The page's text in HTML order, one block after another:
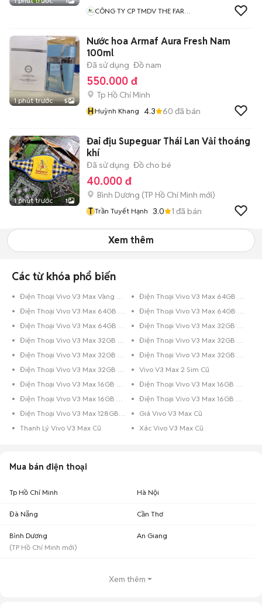
CÔNG TY CP TMDV THE FARM
1 phút trước 5
Nước hoa Armaf Aura Fresh Nam
100ml
Đã sử dụng Đồ nam
550.000 đ
Tp Hồ Chí Minh
HHuỳnh Khang 4.3 60 đã bán
1 phút trước 1
Đai địu Supeguar Thái Lan Vải thoáng
khí
Đã sử dụng Đồ cho bé
40.000 đ
Bình Dương (TP Hồ Chí Minh mới)
T Trần Tuyết Hạnh 3.0 1 đã bán
Xem thêm
Các từ khóa phổ biến
Điện Thoại Vivo V3 Max Vàng Hồng
Điện Thoại Vivo V3 Max 64GB Vàng Hồng
Điện Thoại Vivo V3 Max 64GB Vàng
Điện Thoại Vivo V3 Max 64GB Hồng
Điện Thoại Vivo V3 Max 64GB Bạc
Điện Thoại Vivo V3 Max 32GB Vàng Hồng
Điện Thoại Vivo V3 Max 32GB Vàng
Điện Thoại Vivo V3 Max 32GB Trắng
Điện Thoại Vivo V3 Max 32GB Hồng
Điện Thoại Vivo V3 Max 32GB Đen
Điện Thoại Vivo V3 Max 32GB Bạc
Vivo V3 Max 2 Sim Cũ
Điện Thoại Vivo V3 Max 16GB Vàng Hồng
Điện Thoại Vivo V3 Max 16GB Trắng
Điện Thoại Vivo V3 Max 16GB Hồng
Điện Thoại Vivo V3 Max 16GB Bạc
Điện Thoại Vivo V3 Max 128GB Xanh Dương
Giá Vivo V3 Max Cũ
Thanh Lý Vivo V3 Max Cũ
Xác Vivo V3 Max Cũ
Mua bán điện thoại
Tp Hồ Chí Minh Hà Nội
Đà Nẵng Cần Thơ
Bình Dương
(TP Hồ Chí Minh mới)
An Giang
Xem thêm